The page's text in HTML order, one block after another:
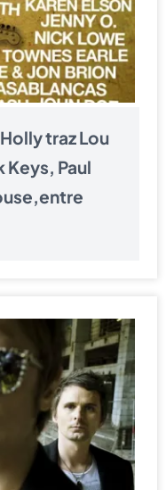
traz Lou
Keys, Paul